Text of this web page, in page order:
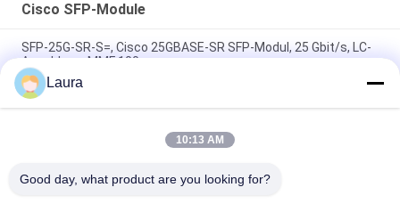
Cisco SFP-Module
SFP-25G-SR-S=, Cisco 25GBASE-SR SFP-Modul, 25 Gbit/s, LC-
Anschluss, MMF 100 m
Cisco GLC-TE= 1000BASE-T SFP Kupfer RJ45 Transceiver-
Modul
SFP-10/25G-CSR-S=, Cisco SFP-Modul, 10/25G, 300 m, LC
Laura
10:13 AM
Good day, what product are you looking for?